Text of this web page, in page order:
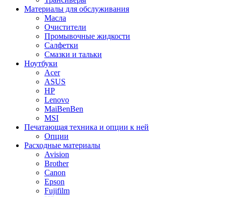
Материалы для обслуживания
Масла
Очистители
Промывочные жидкости
Салфетки
Смазки и тальки
Ноутбуки
Acer
ASUS
HP
Lenovo
MaiBenBen
MSI
Печатающая техника и опции к ней
Опции
Расходные материалы
Avision
Brother
Canon
Epson
Fujifilm